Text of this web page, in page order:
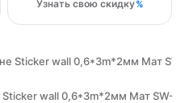
Узнать свою скидку
Sticker wall 0,6*3m*2мм Мат
Sticker wall 0,6*3m*2мм Мат SW-